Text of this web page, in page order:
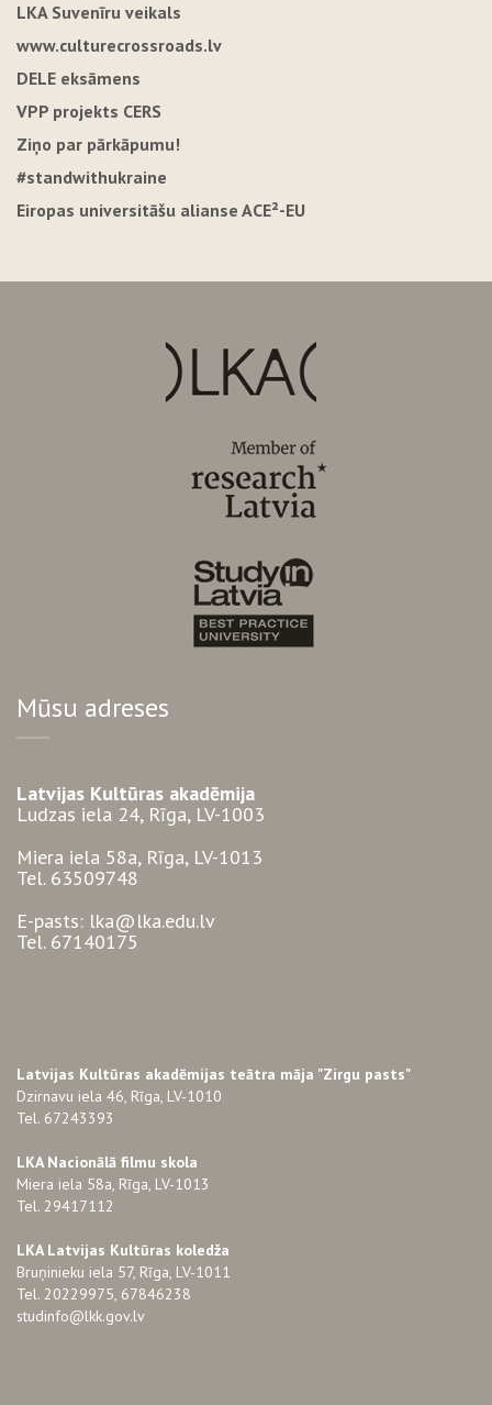
LKA Suvenīru veikals
www.culturecrossroads.lv
DELE eksāmens
VPP projekts CERS
Ziņo par pārkāpumu!
#standwithukraine
Eiropas universitāšu alianse ACE²-EU
Mūsu adreses
Latvijas Kultūras akadēmija
Ludzas iela 24, Rīga, LV-1003
Miera iela 58a, Rīga, LV-1013
Tel. 63509748
E-pasts: lka@lka.edu.lv
Tel. 67140175
Latvijas Kultūras akadēmijas teātra māja "Zirgu pasts"
Dzirnavu iela 46, Rīga, LV-1010
Tel. 67243393
LKA Nacionālā filmu skola
Miera iela 58a, Rīga, LV-1013
Tel. 29417112
LKA Latvijas Kultūras koledža
Bruņinieku iela 57, Rīga, LV-1011
Tel. 20229975, 67846238
studinfo@lkk.gov.lv